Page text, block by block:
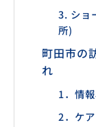
3. ショ
所)
町田市の
れ
1．情
2．ケ